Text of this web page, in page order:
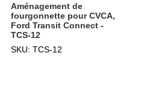
Aménagement de
fourgonnette pour CVCA,
Ford Transit Connect -
TCS-12
SKU: TCS-12